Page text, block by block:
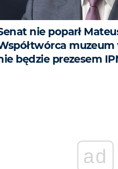
nie poparł
będzie prezesem
ad